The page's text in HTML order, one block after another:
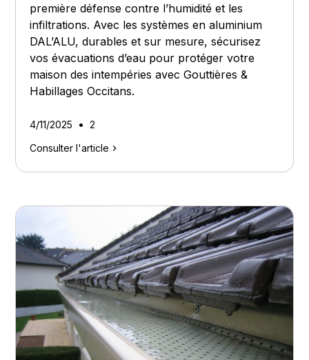
première défense contre l’humidité et les
infiltrations. Avec les systèmes en aluminium
DAL’ALU, durables et sur mesure, sécurisez
vos évacuations d’eau pour protéger votre
maison des intempéries avec Gouttières &
Habillages Occitans.
4/11/2025 • 2
Consulter l'article